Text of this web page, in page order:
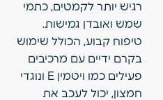
רגיש יותר לקמטים, כתמי
שמש ואובדן גמישות.
טיפוח קבוע, הכולל שימוש
בקרם ידיים עם מרכיבים
פעילים כמו ויטמין E ונוגדי
חמצון, יכול לעכב את